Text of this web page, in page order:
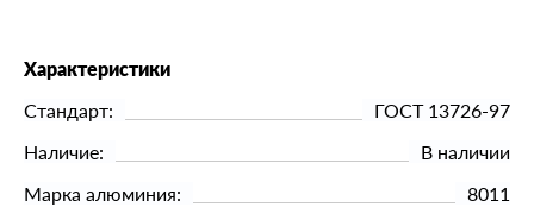
Характеристики
Стандарт:
ГОСТ 13726-97
Наличие:
В наличии
Марка алюминия:
8011